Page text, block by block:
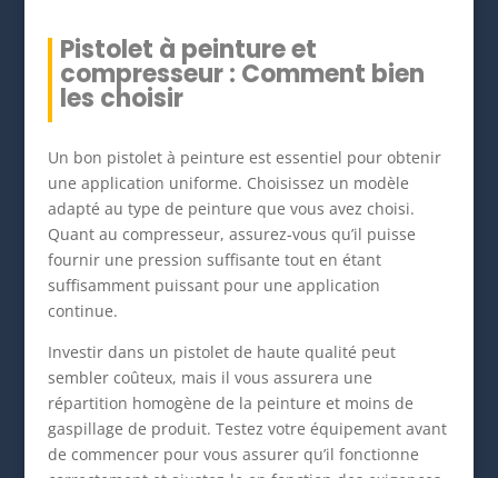
Pistolet à peinture et
compresseur : Comment bien
les choisir
Un bon pistolet à peinture est essentiel pour obtenir
une application uniforme. Choisissez un modèle
adapté au type de peinture que vous avez choisi.
Quant au compresseur, assurez-vous qu’il puisse
fournir une pression suffisante tout en étant
suffisamment puissant pour une application
continue.
Investir dans un pistolet de haute qualité peut
sembler coûteux, mais il vous assurera une
répartition homogène de la peinture et moins de
gaspillage de produit. Testez votre équipement avant
de commencer pour vous assurer qu’il fonctionne